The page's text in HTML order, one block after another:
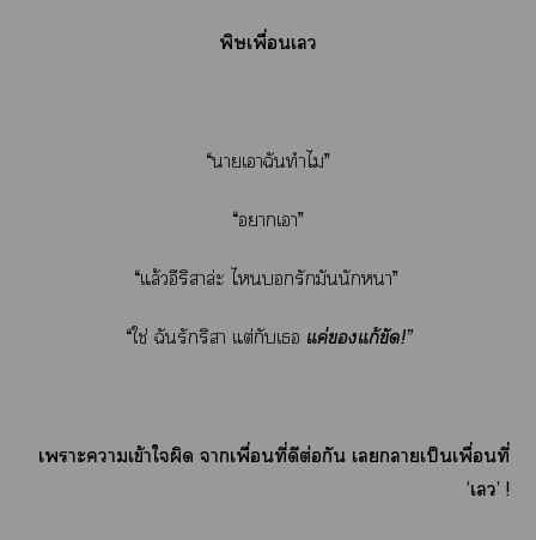
พิษเพื่อนเ
“าเาฉันทำไม”
“าเา”
“แล้วอีริาล่ะ ไรักมันนักา”
“ใช่ ฉันรักริา แต่กับเ แค่แก้ขัด!”
เาะาเข้าใผิด าเพื่อนที่ดีต่อกัน เาเป็นเพื่อนที่
‘เ’ !